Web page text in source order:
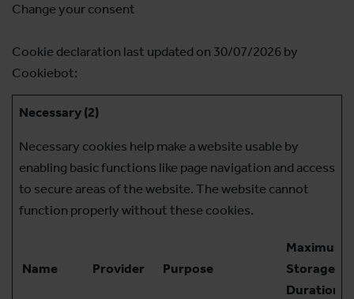
Change your consent
Cookie declaration last updated on 30/07/2026 by
Cookiebot:
Necessary (2)
Necessary cookies help make a website usable by
enabling basic functions like page navigation and access
to secure areas of the website. The website cannot
function properly without these cookies.
Name Provider Purpose
Maximum
Storage
Duration